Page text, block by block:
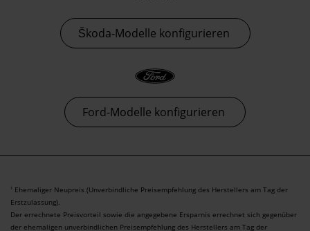
Škoda-Modelle konfigurieren
Ford-Modelle konfigurieren
1 Ehemaliger Neupreis (Unverbindliche Preisempfehlung des Herstellers am Tag der
Erstzulassung).
Der errechnete Preisvorteil sowie die angegebene Ersparnis errechnet sich gegenüber
der ehemaligen unverbindlichen Preisempfehlung des Herstellers am Tag der